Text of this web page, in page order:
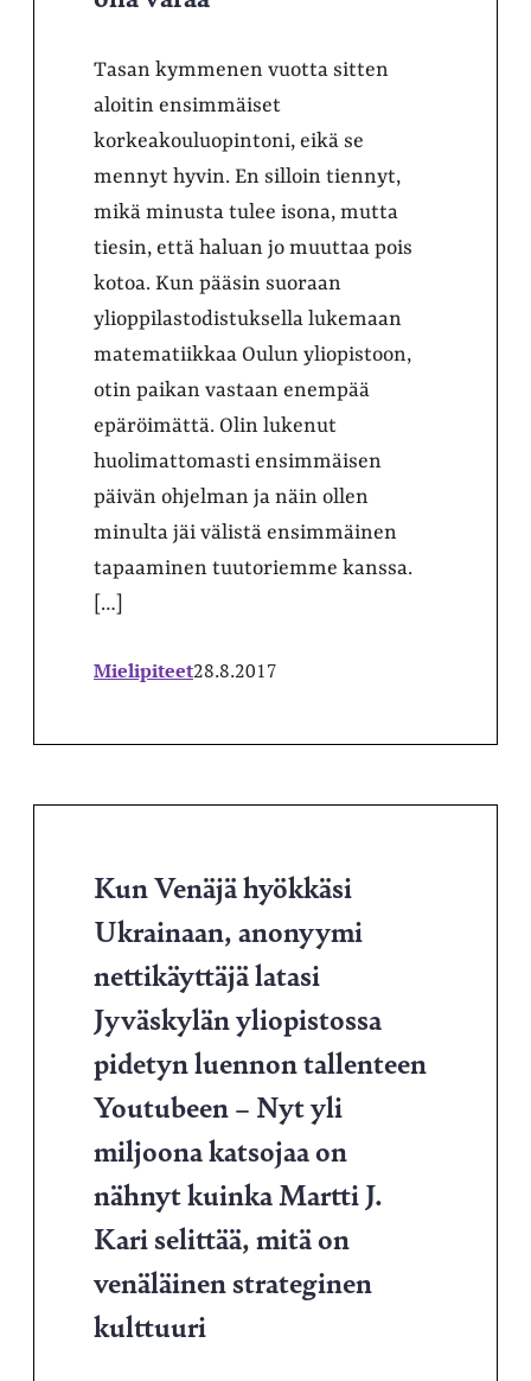
Tasan kymmenen vuotta sitten
aloitin ensimmäiset
korkeakouluopintoni, eikä se
mennyt hyvin. En silloin tiennyt,
mikä minusta tulee isona, mutta
tiesin, että haluan jo muuttaa pois
kotoa. Kun pääsin suoraan
ylioppilastodistuksella lukemaan
matematiikkaa Oulun yliopistoon,
otin paikan vastaan enempää
epäröimättä. Olin lukenut
huolimattomasti ensimmäisen
päivän ohjelman ja näin ollen
minulta jäi välistä ensimmäinen
tapaaminen tuutoriemme kanssa.
[…]
Mielipiteet28.8.2017
Kun Venäjä hyökkäsi
Ukrainaan, anonyymi
nettikäyttäjä latasi
Jyväskylän yliopistossa
pidetyn luennon tallenteen
Youtubeen – Nyt yli
miljoona katsojaa on
nähnyt kuinka Martti J.
Kari selittää, mitä on
venäläinen strateginen
kulttuuri